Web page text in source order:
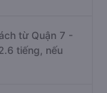
từ Quận 7 -
tiếng, nếu